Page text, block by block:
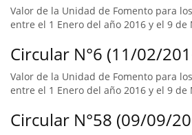
Valor de la Unidad de Fomento para
entre el 1 Enero del año 2016 y el 9 de
Circular N°6 (11/02/
Valor de la Unidad de Fomento para
entre el 1 Enero del año 2016 y el 9 de
Circular N°58 (09/09/